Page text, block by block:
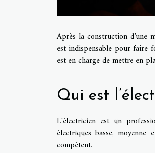
Après la construction d’une
est indispensable pour faire
est en charge de mettre en
Qui est
L'électricien est un
électriques basse,
compétent.